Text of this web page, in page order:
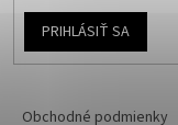
PRIHLÁSIŤ SA
Obchodné podmienky